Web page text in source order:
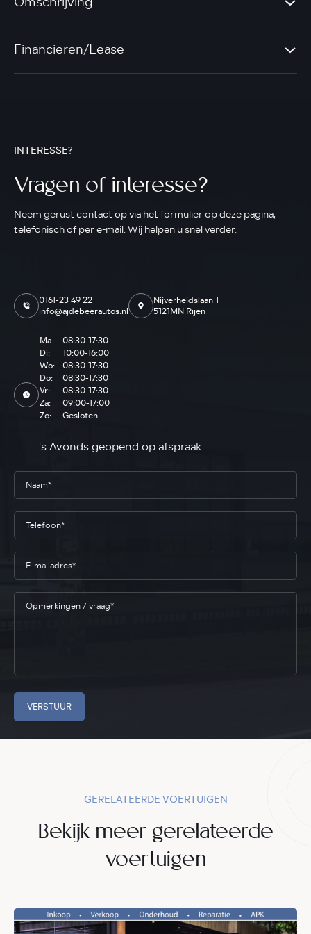
Financieren/Lease
INTERESSE?
Vragen of interesse?
Neem gerust contact op via het formulier op deze pagina,
telefonisch of per e-mail. Wij helpen u snel verder.
0161-23 49 22
info@ajdebeerautos.nl
Nijverheidslaan 1
5121MN Rijen
Ma
08:30-17:30
Di:
10:00-16:00
Wo:
08:30-17:30
Do:
08:30-17:30
Vr:
08:30-17:30
Za:
09:00-17:00
Zo:
Gesloten
's Avonds geopend op afspraak
VERSTUUR
GERELATEERDE VOERTUIGEN
Bekijk meer gerelateerde
voertuigen